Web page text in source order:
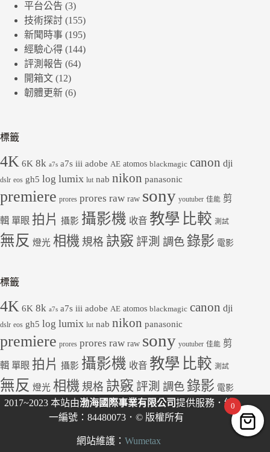
平台公告 (3)
技術探討 (155)
新聞時事 (195)
經驗心得 (144)
評測報告 (64)
開箱文 (12)
韌體更新 (6)
標籤
4K 6K 8k a7s a7s iii adobe AE atomos blackmagic canon dji
dslr eos gh5 log lumix lut nab nikon panasonic
premiere prores prores raw raw sony youtuber 佳能 剪
輯 單眼 拍片 攝影 攝影機 收音 教學 比較 測試
無反 燈光 相機 規格 訣竅 評測 調色 錄影 電影
標籤
4K 6K 8k a7s a7s iii adobe AE atomos blackmagic canon dji
dslr eos gh5 log lumix lut nab nikon panasonic
premiere prores prores raw raw sony youtuber 佳能 剪
輯 單眼 拍片 攝影 攝影機 收音 教學 比較 測試
無反 燈光 相機 規格 訣竅 評測 調色 錄影 電影
2017~2023 本站由渤海國際事業有限公司提供服務．統
一編號：84480073．© 版權所有
網站維護：Wumetax
0